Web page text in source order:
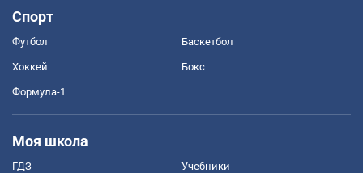
Спорт
Футбол Баскетбол
Хоккей Бокс
Формула-1
Моя школа
ГДЗ Учебники